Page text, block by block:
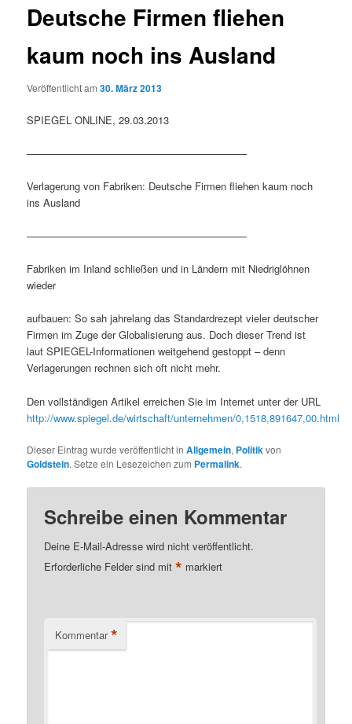
Deutsche Firmen fliehen
kaum noch ins Ausland
Veröffentlicht am30. März 2013
SPIEGEL ONLINE, 29.03.2013
—————————————————————–
Verlagerung von Fabriken: Deutsche Firmen fliehen kaum noch
ins Ausland
—————————————————————–
Fabriken im Inland schließen und in Ländern mit Niedriglöhnen
wieder
aufbauen: So sah jahrelang das Standardrezept vieler deutscher
Firmen im Zuge der Globalisierung aus. Doch dieser Trend ist
laut SPIEGEL-Informationen weitgehend gestoppt – denn
Verlagerungen rechnen sich oft nicht mehr.
Den vollständigen Artikel erreichen Sie im Internet unter der URL
http://www.spiegel.de/wirtschaft/unternehmen/0,1518,891647,00.html
Dieser Eintrag wurde veröffentlicht inAllgemein, Politikvon
Goldstein. Setze ein Lesezeichen zum Permalink.
Schreibe einen Kommentar
Deine E-Mail-Adresse wird nicht veröffentlicht.
Erforderliche Felder sind mit* markiert
Kommentar *